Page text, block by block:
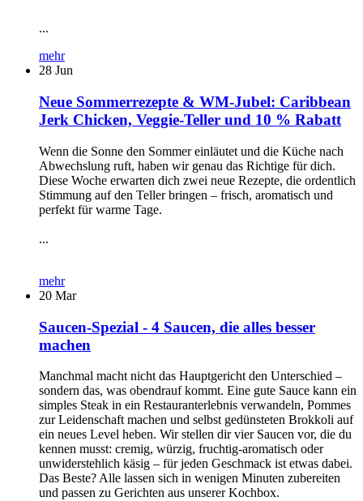
...
mehr
28 Jun
Neue Sommerrezepte & WM-Jubel: Caribbean
Jerk Chicken, Veggie-Teller und 10 % Rabatt
Wenn die Sonne den Sommer einläutet und die Küche nach
Abwechslung ruft, haben wir genau das Richtige für dich.
Diese Woche erwarten dich zwei neue Rezepte, die ordentlich
Stimmung auf den Teller bringen – frisch, aromatisch und
perfekt für warme Tage.
...
mehr
20 Mar
Saucen-Spezial - 4 Saucen, die alles besser
machen
Manchmal macht nicht das Hauptgericht den Unterschied –
sondern das, was obendrauf kommt. Eine gute Sauce kann ein
simples Steak in ein Restauranterlebnis verwandeln, Pommes
zur Leidenschaft machen und selbst gedünsteten Brokkoli auf
ein neues Level heben. Wir stellen dir vier Saucen vor, die du
kennen musst: cremig, würzig, fruchtig-aromatisch oder
unwiderstehlich käsig – für jeden Geschmack ist etwas dabei.
Das Beste? Alle lassen sich in wenigen Minuten zubereiten
und passen zu Gerichten aus unserer Kochbox.